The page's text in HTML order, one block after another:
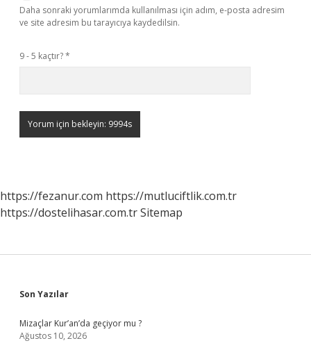
Daha sonraki yorumlarımda kullanılması için adım, e-posta adresim
ve site adresim bu tarayıcıya kaydedilsin.
9 - 5 kaçtır?*
https://fezanur.com https://mutluciftlik.com.tr
https://dostelihasar.com.trSitemap
Sidebar
Son Yazılar
Mizaçlar Kur’an’da geçiyor mu ?
Ağustos 10, 2026